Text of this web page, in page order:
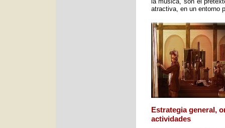
atractiva, en un entorno
Estrategia general,
actividades